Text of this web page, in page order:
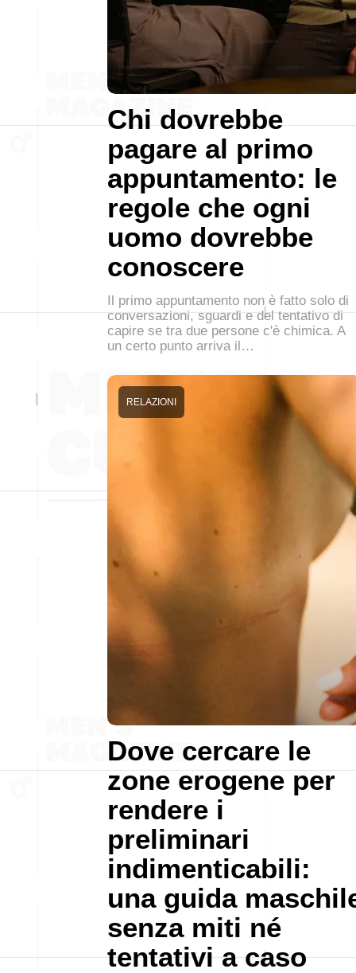
Chi dovrebbe
pagare al primo
appuntamento: le
regole che ogni
uomo dovrebbe
conoscere
Il primo appuntamento non è fatto solo di
conversazioni, sguardi e del tentativo di
capire se tra due persone c'è chimica. A
un certo punto arriva il…
Dove cercare le
zone erogene per
rendere i
preliminari
indimenticabili:
una guida
senza miti né
tentativi a caso
RELAZIONI